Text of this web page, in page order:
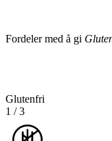
Fordeler med å gi
Glutenfri
1 /3